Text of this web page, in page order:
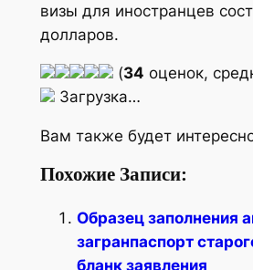
визы для иностранцев
долларов.
(34 оценок,
Загрузка…
Вам также будет
Похожие Записи:
Образец заполнения
загранпаспорт
бланк заявления